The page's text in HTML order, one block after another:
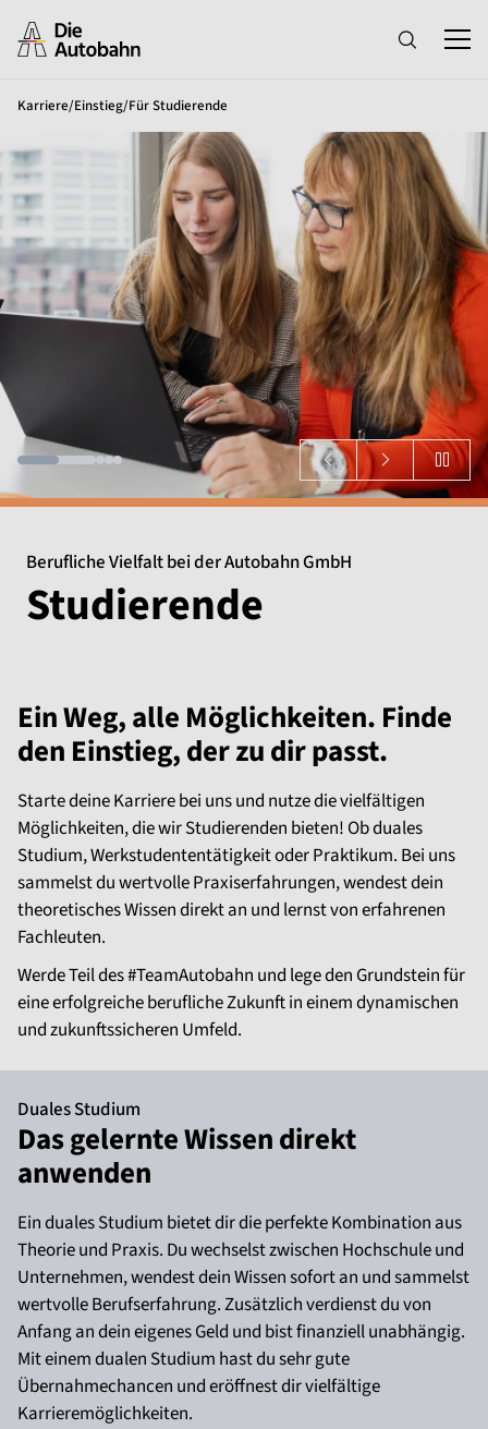
Karriere/Einstieg/Für Studierende
Berufliche Vielfalt bei der Autobahn GmbH
Studierende
Ein Weg, alle Möglichkeiten. Finde
den Einstieg, der zu dir passt.
Starte deine Karriere bei uns und nutze die vielfältigen
Möglichkeiten, die wir Studierenden bieten! Ob duales
Studium, Werkstudententätigkeit oder Praktikum. Bei uns
sammelst du wertvolle Praxiserfahrungen, wendest dein
theoretisches Wissen direkt an und lernst von erfahrenen
Fachleuten.
Werde Teil des #TeamAutobahn und lege den Grundstein für
eine erfolgreiche berufliche Zukunft in einem dynamischen
und zukunftssicheren Umfeld.
Duales Studium
Das gelernte Wissen direkt
anwenden
Ein duales Studium bietet dir die perfekte Kombination aus
Theorie und Praxis. Du wechselst zwischen Hochschule und
Unternehmen, wendest dein Wissen sofort an und sammelst
wertvolle Berufserfahrung. Zusätzlich verdienst du von
Anfang an dein eigenes Geld und bist finanziell unabhängig.
Mit einem dualen Studium hast du sehr gute
Übernahmechancen und eröffnest dir vielfältige
Karrieremöglichkeiten.